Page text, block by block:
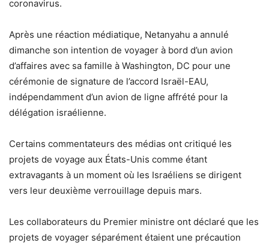
coronavirus.
Après une réaction médiatique, Netanyahu a annulé
dimanche son intention de voyager à bord d’un avion
d’affaires avec sa famille à Washington, DC pour une
cérémonie de signature de l’accord Israël-EAU,
indépendamment d’un avion de ligne affrété pour la
délégation israélienne.
Certains commentateurs des médias ont critiqué les
projets de voyage aux États-Unis comme étant
extravagants à un moment où les Israéliens se dirigent
vers leur deuxième verrouillage depuis mars.
Les collaborateurs du Premier ministre ont déclaré que les
projets de voyager séparément étaient une précaution